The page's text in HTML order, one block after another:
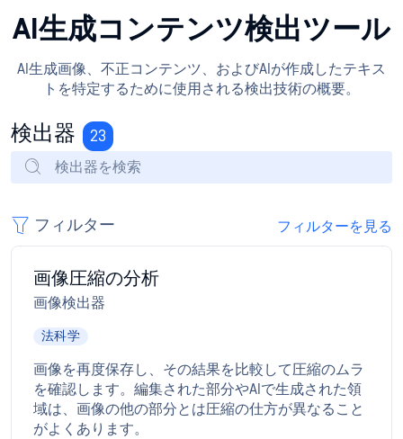
AI生成コンテンツ検出ツール
AI生成画像、不正コンテンツ、およびAIが作成したテキス
トを特定するために使用される検出技術の概要。
検出器 23
フィルター フィルターを見る
画像圧縮の分析
画像検出器
法科学
画像を再度保存し、その結果を比較して圧縮のムラ
を確認します。編集された部分やAIで生成された領
域は、画像の他の部分とは圧縮の仕方が異なること
がよくあります。